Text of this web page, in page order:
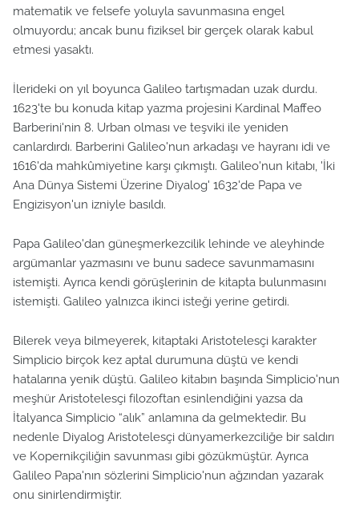
matematik ve felsefe yoluyla savunmasına engel
olmuyordu; ancak bunu fiziksel bir gerçek olarak kabul
etmesi yasaktı.
İlerideki on yıl boyunca Galileo tartışmadan uzak durdu.
1623'te bu konuda kitap yazma projesini Kardinal Maffeo
Barberini'nin 8. Urban olması ve teşviki ile yeniden
canlardırdı. Barberini Galileo'nun arkadaşı ve hayranı idi ve
1616'da mahkûmiyetine karşı çıkmıştı. Galileo'nun kitabı, 'İki
Ana Dünya Sistemi Üzerine Diyalog' 1632'de Papa ve
Engizisyon'un izniyle basıldı.
Papa Galileo'dan güneşmerkezcilik lehinde ve aleyhinde
argümanlar yazmasını ve bunu sadece savunmamasını
istemişti. Ayrıca kendi görüşlerinin de kitapta bulunmasını
istemişti. Galileo yalnızca ikinci isteği yerine getirdi.
Bilerek veya bilmeyerek, kitaptaki Aristotelesçi karakter
Simplicio birçok kez aptal durumuna düştü ve kendi
hatalarına yenik düştü. Galileo kitabın başında Simplicio'nun
meşhür Aristotelesçi filozoftan esinlendiğini yazsa da
İtalyanca Simplicio “alık” anlamına da gelmektedir. Bu
nedenle Diyalog Aristotelesçi dünyamerkezciliğe bir saldırı
ve Kopernikçiliğin savunması gibi gözükmüştür. Ayrıca
Galileo Papa'nın sözlerini Simplicio'nun ağzından yazarak
onu sinirlendirmiştir.